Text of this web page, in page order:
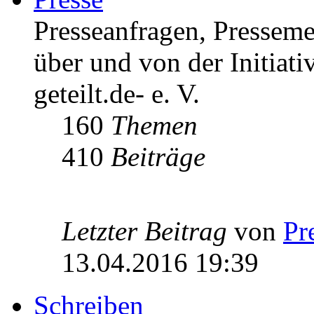
Presseanfragen,
über und von der
geteilt.de- e. V.
160 Themen
410 Beiträge
Letzter Beitrag von
13.04.2016 19:39
Schreiben